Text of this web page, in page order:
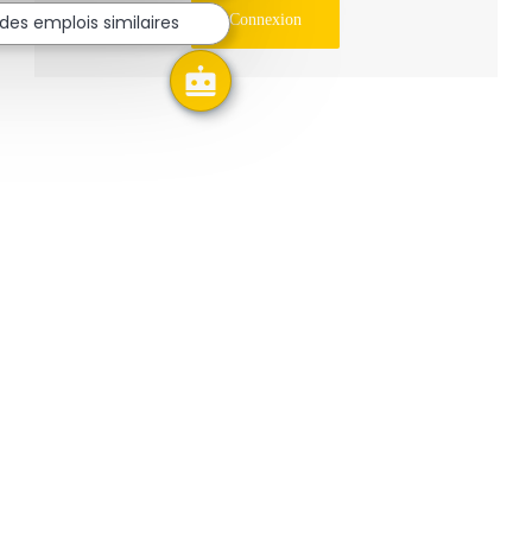
Connexion
emplois similaires